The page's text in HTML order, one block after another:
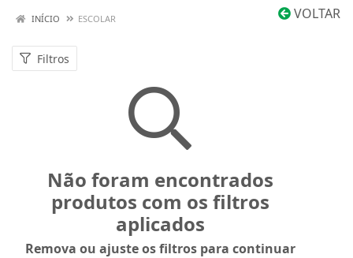
VOLTAR
INÍCIO ESCOLAR
Filtros
Não foram encontrados
produtos com os filtros
aplicados
Remova ou ajuste os filtros para continuar